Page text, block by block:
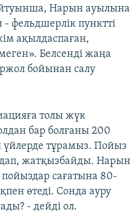
Нарын ауылына
- фельдшерлік пунктті
ақылдаспаған,
Белсенді жаңа
бойынан салу
толы жүк
бар болғаны 200
үйлерде тұрамыз. Пойыз
жатқызбайды. Нарын
сағатына 80-
өтеді. Сонда ауру
- дейді ол.